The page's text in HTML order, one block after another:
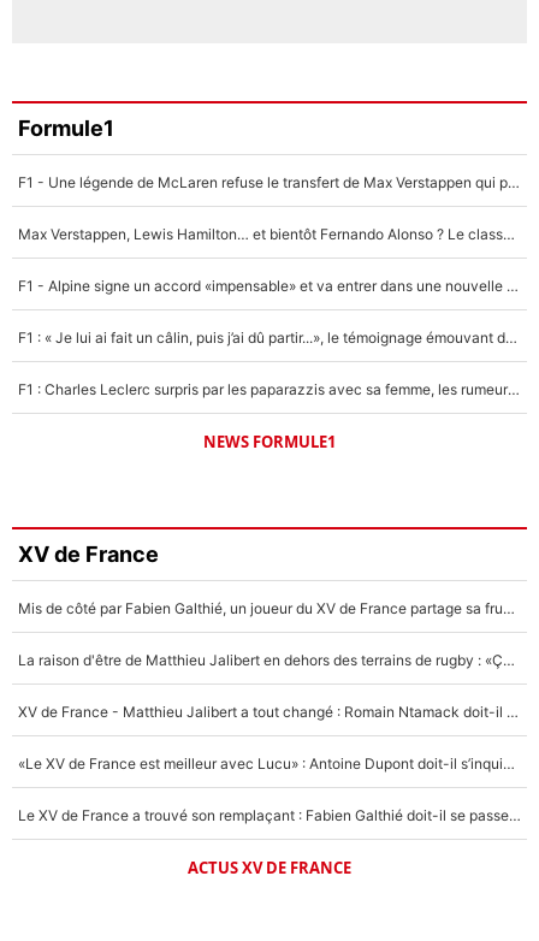
Formule1
F1 - Une légende de McLaren refuse le transfert de Max Verstappen qui pourrait «faire des vagues» et plomber l'ambiance dans l'équipe
Max Verstappen, Lewis Hamilton… et bientôt Fernando Alonso ? Le classement des pilotes les mieux payés en Formule 1 risque de changer !
F1 - Alpine signe un accord «impensable» et va entrer dans une nouvelle dimension : Grande nouvelle pour Pierre Gasly !
F1 : « Je lui ai fait un câlin, puis j’ai dû partir...», le témoignage émouvant de Max Verstappen sur sa fille
F1 : Charles Leclerc surpris par les paparazzis avec sa femme, les rumeurs étaient vraies !
NEWS FORMULE1
XV de France
Mis de côté par Fabien Galthié, un joueur du XV de France partage sa frustration : «ils ne me l’ont pas dit tout de suite»
La raison d'être de Matthieu Jalibert en dehors des terrains de rugby : «Ça m'atteint autant que si tu touches à un membre de ma famille»
XV de France - Matthieu Jalibert a tout changé : Romain Ntamack doit-il s’inquiéter pour sa place à un an de la Coupe du monde ?
«Le XV de France est meilleur avec Lucu» : Antoine Dupont doit-il s’inquiéter pour sa place ?
Le XV de France a trouvé son remplaçant : Fabien Galthié doit-il se passer d'Antoine Dupont ?
ACTUS XV DE FRANCE